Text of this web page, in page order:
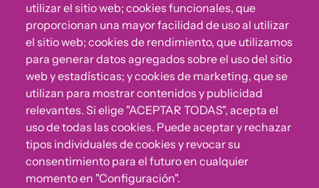
¿Algo no va bien?
Puedes reportar incumplimientos del Código Ético u
otras irregularidades que detectes en nuestra Fundación.
Canal de denuncias
utilizar el sitio web; cookies funcionales, que
proporcionan una mayor facilidad de uso al utilizar
el sitio web; cookies de rendimiento, que utilizamos
para generar datos agregados sobre el uso del sitio
web y estadísticas; y cookies de marketing, que se
utilizan para mostrar contenidos y publicidad
relevantes. Si elige "ACEPTAR TODAS", acepta el
uso de todas las cookies. Puede aceptar y rechazar
tipos individuales de cookies y revocar su
consentimiento para el futuro en cualquier
momento en "Configuración".